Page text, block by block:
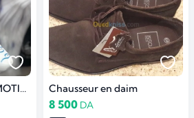
Tn air max 2025 PROMOTION أواخر Chausseur en daim
8 500 DA